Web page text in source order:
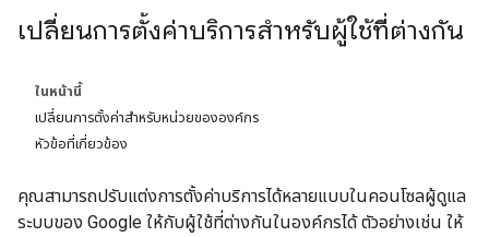
เปลี่ยนการตั้งค่าบริการสำหรับผู้ใช้ที่ต่างกัน
ในหน้านี้
เปลี่ยนการตั้งค่าสำหรับหน่วยขององค์กร
หัวข้อที่เกี่ยวข้อง
คุณสามารถปรับแต่งการตั้งค่าบริการได้หลายแบบในคอนโซลผู้ดูแล
ระบบของ Google ให้กับผู้ใช้ที่ต่างกันในองค์กรได้ ตัวอย่างเช่น ให้